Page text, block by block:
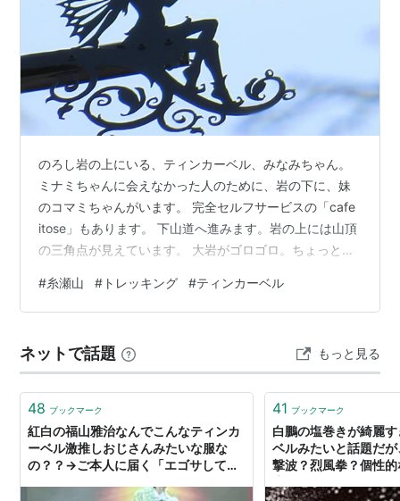
のろし岩の上にいる、ティンカーベル、みなみちゃん。
ミナミちゃんに会えなかった人のために、岩の下に、妹
のコマミちゃんがいます。 完全セルフサービスの「cafe
itose」もあります。 下山道へ進みます。岩の上には山頂
の三角点が見えています。 大岩がゴロゴロ。ちょっと不
られ下っていきます。 鐘のある、青ナギまで戻ってきま
した。 せっかくなので。 眼下には、ハート形の伊奈川ダ
かなかったのですが、展望がよいのは下の斜面が崩落し
ているためだったのです。 登りが急登だった分、帰りは
激下りの連続。…
#糸瀬山 # トレッキング #ティンカーベル
ネットで話題 もっと見る
48 ブックマーク
紅白の福山雅治なんでこんなティンカ
ーベル激推しおじさんみたいな服な
の？？→ご本人に届く「エゴサして
41 ブックマーク
白鵬の塩巻きが綺麗
ベルみたいと話題だ
撃波？烈風拳？個性